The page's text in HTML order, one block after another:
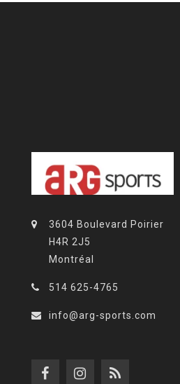
3604 Boulevard Poirier
H4R 2J5
Montréal
514 625-4765
info@arg-sports.com